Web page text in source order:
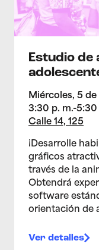
Estudio
Miércoles, 5
3:30 p. m.-5:30
Calle 14, 125
¡Desarrolle
gráficos
través de la
Obtendrá
software
orientación de
Ver detalles